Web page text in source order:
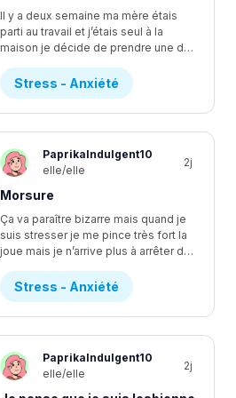
Il y a deux semaine ma mère étais
parti au travail et j’étais seul à la
maison je décide de prendre une douche et après je n’arrive pas à sortir j’étais convaincu que qqlq étais dans ma maison j’ai refuser de sortir jusqu’à ce que ma mère revienne car je m’imaginais les pire senario en boucle et n’arrivais pas à m’arrêter j’ai attendu 3heure dans la salle de bain a prote barrer en attendant que ma mère vienne et ce n’ai pas la première fois à chaque soir je dois vérifier 4fois que toute les serrure de ma maison soit barrée car sinon je ne dort pas je ne comprend pas pourquoi ça m’arrive il y a à peine 2 mois je n’avais pas du tt de stress par rapport à ce que qqlq vienne chez nous est ce que je suis la seul? Et est ce que vous avez des idées de comment je pourrait m’en débarrasser
Stress - Anxiété
PaprikaIndulgent10
elle/elle
2j
Morsure
Ça va paraître bizarre mais quand je
suis stresser je me pince très fort la
joue mais je n’arrive plus à arrêter depuis 1ans ça fait 3 ans que je le fait assez régulièrement mais là j’arrive plus à arrêter je saigne et ma peau s’arrache à chaque fois et parfois je ne m’en rend même pas compte et je ne peut pas en parler à mes amie car à chaque fois que j’ai essayer elle fesais des blague a propos de ce que je leur disais et j’aimerais réussir à diminuer mon stress car il m’empêche aussi a dormir car je pense à tous ce qu’il peut arriver je commençais à aller mieux et 2 mois après c’est pire que jamais je ne sais plus quoi faire
Stress - Anxiété
PaprikaIndulgent10
elle/elle
2j